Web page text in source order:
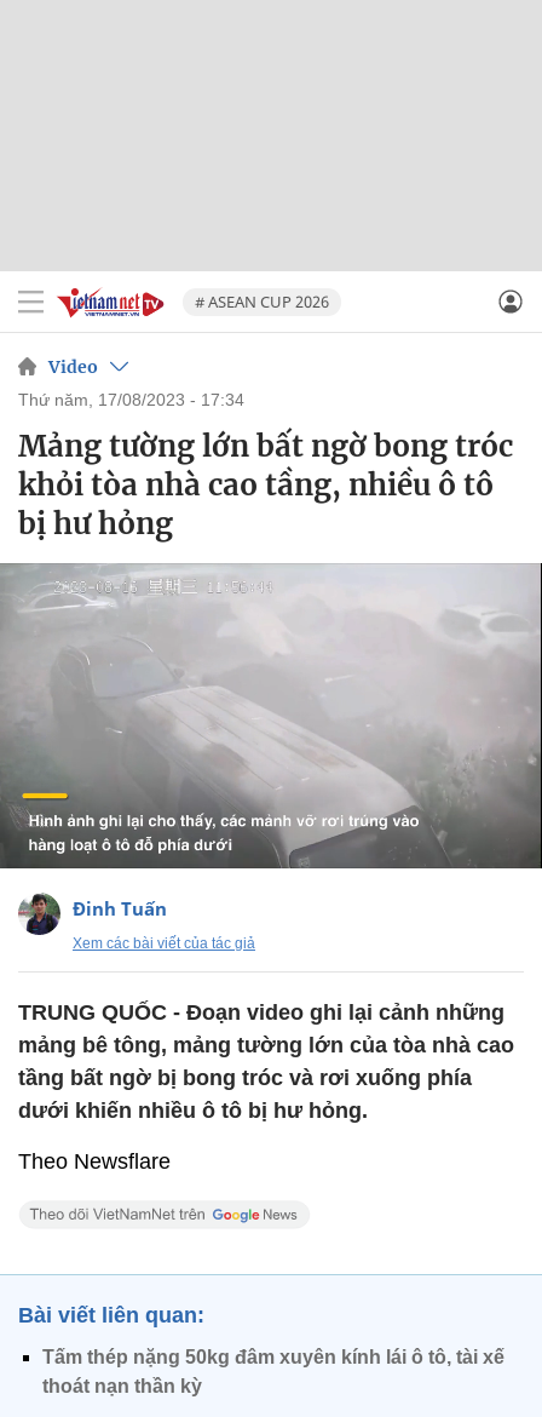
# ASEAN CUP 2026
Video
thứ năm, 17/08/2023 - 17:34
Mảng tường lớn bất ngờ bong tróc
khỏi tòa nhà cao tầng, nhiều ô tô
bị hư hỏng
Đinh Tuấn
Xem các bài viết của tác giả
TRUNG QUỐC - Đoạn video ghi lại cảnh những
mảng bê tông, mảng tường lớn của tòa nhà cao
tầng bất ngờ bị bong tróc và rơi xuống phía
dưới khiến nhiều ô tô bị hư hỏng.
Theo Newsflare
Bài viết liên quan:
Tấm thép nặng 50kg đâm xuyên kính lái ô tô, tài xế
thoát nạn thần kỳ